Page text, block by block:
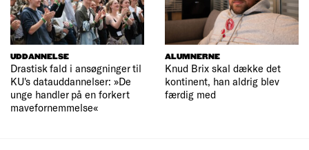
UDDANNELSE
Drastisk fald i ansøgninger til
KU's datauddannelser: »De
unge handler på en forkert
mavefornemmelse«
ALUMNERNE
Knud Brix skal dække det
kontinent, han aldrig blev
færdig med